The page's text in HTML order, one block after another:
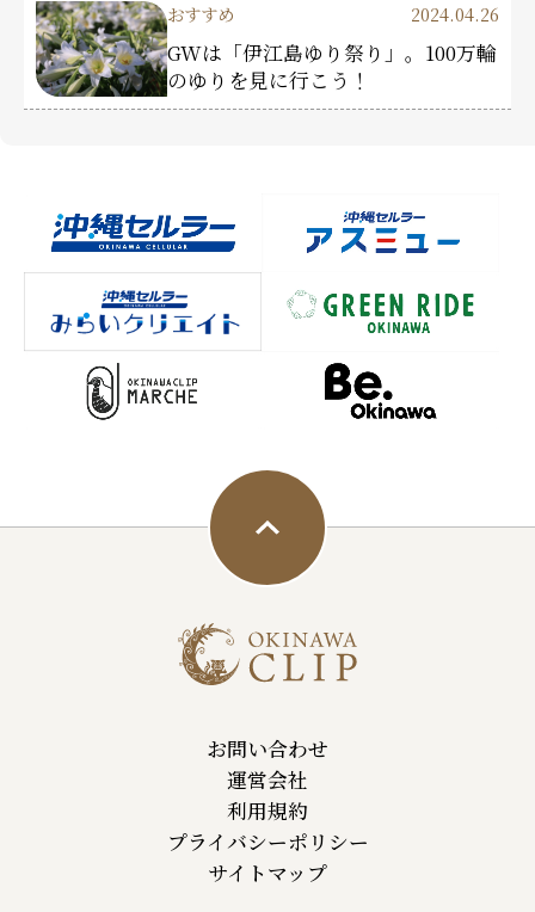
おすすめ 2024.04.26
GWは「伊江島ゆり祭り」。100万輪
のゆりを見に行こう！
お問い合わせ
運営会社
利用規約
プライバシーポリシー
サイトマップ